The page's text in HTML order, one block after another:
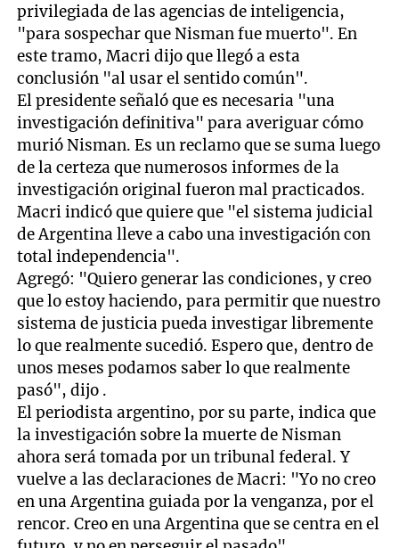
privilegiada de las agencias de inteligencia,
"para sospechar que Nisman fue muerto". En
este tramo, Macri dijo que llegó a esta
conclusión "al usar el sentido común".
El presidente señaló que es necesaria "una
investigación definitiva" para averiguar cómo
murió Nisman. Es un reclamo que se suma luego
de la certeza que numerosos informes de la
investigación original fueron mal practicados.
Macri indicó que quiere que "el sistema judicial
de Argentina lleve a cabo una investigación con
total independencia".
Agregó: "Quiero generar las condiciones, y creo
que lo estoy haciendo, para permitir que nuestro
sistema de justicia pueda investigar libremente
lo que realmente sucedió. Espero que, dentro de
unos meses podamos saber lo que realmente
pasó", dijo .
El periodista argentino, por su parte, indica que
la investigación sobre la muerte de Nisman
ahora será tomada por un tribunal federal. Y
vuelve a las declaraciones de Macri: "Yo no creo
en una Argentina guiada por la venganza, por el
rencor. Creo en una Argentina que se centra en el